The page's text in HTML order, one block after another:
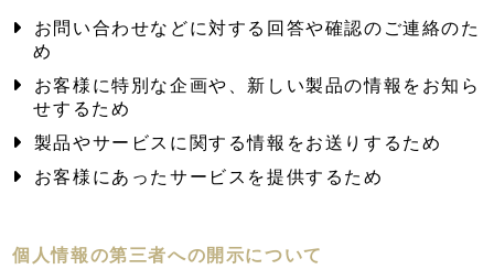
お問い合わせなどに対する回答や確認のご連絡のた
め
お客様に特別な企画や、新しい製品の情報をお知ら
せするため
製品やサービスに関する情報をお送りするため
お客様にあったサービスを提供するため
個人情報の第三者への開示について